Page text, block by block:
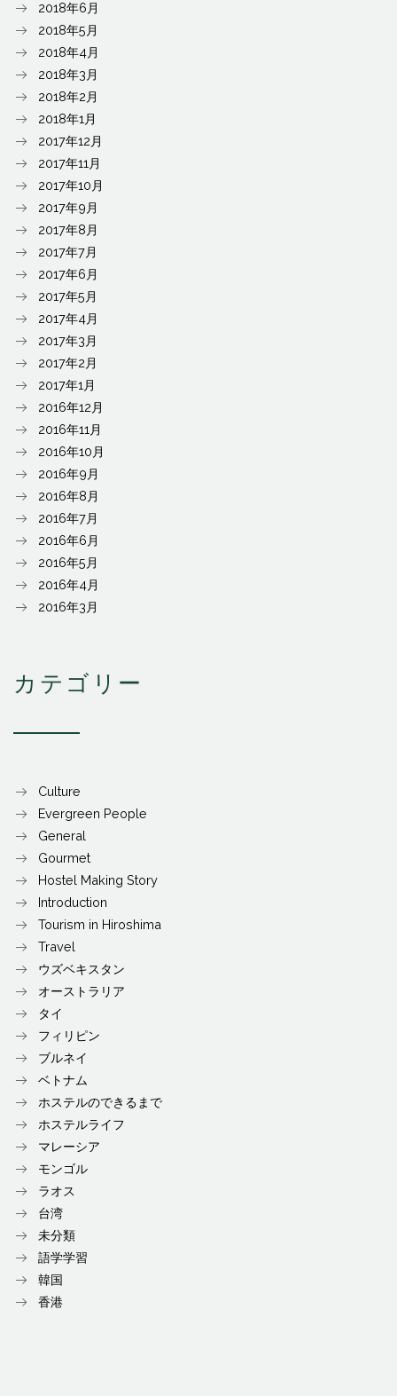
2018年6月
2018年5月
2018年4月
2018年3月
2018年2月
2018年1月
2017年12月
2017年11月
2017年10月
2017年9月
2017年8月
2017年7月
2017年6月
2017年5月
2017年4月
2017年3月
2017年2月
2017年1月
2016年12月
2016年11月
2016年10月
2016年9月
2016年8月
2016年7月
2016年6月
2016年5月
2016年4月
2016年3月
カテゴリー
Culture
Evergreen People
General
Gourmet
Hostel Making Story
Introduction
Tourism in Hiroshima
Travel
ウズベキスタン
オーストラリア
タイ
フィリピン
ブルネイ
ベトナム
ホステルのできるまで
ホステルライフ
マレーシア
モンゴル
ラオス
台湾
未分類
語学学習
韓国
香港